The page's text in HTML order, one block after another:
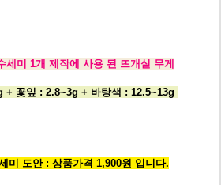
미 1개 제작에 사용 된 뜨개실 무게
+ 꽃잎 : 2.8~3g + 바탕색 : 12.5~13g
미 도안 : 상품가격 1,900원 입니다.